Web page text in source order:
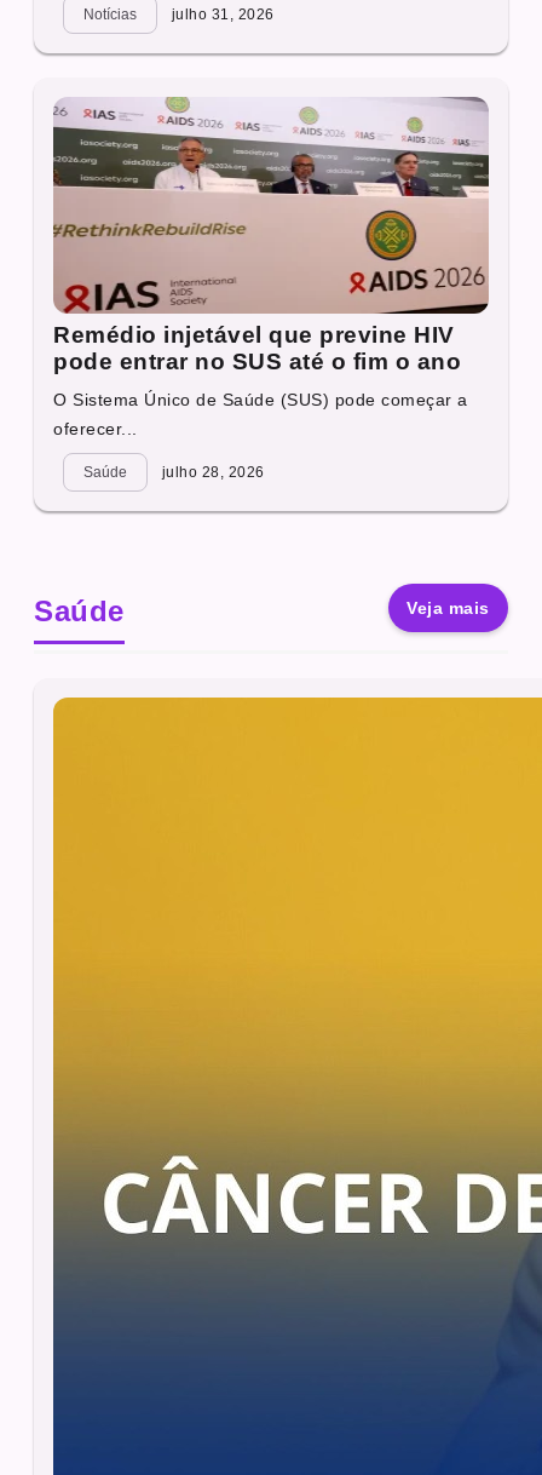
Notícias julho 31, 2026
Remédio injetável que previne HIV
pode entrar no SUS até o fim o ano
O Sistema Único de Saúde (SUS) pode começar a
oferecer...
Saúde julho 28, 2026
Saúde Veja mais